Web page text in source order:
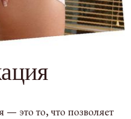
это то, что позволяет